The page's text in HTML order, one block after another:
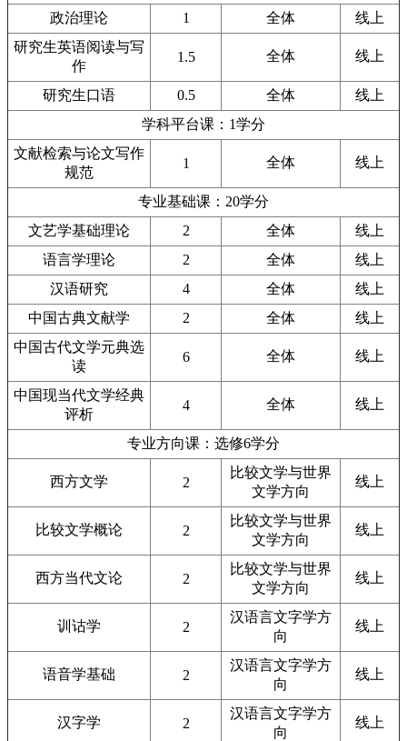
政治理论
1 全体
线上
研究生英语阅读与写
作
1.5 全体 线上
研究生口语 0.5 全体
线上
学科平台课：1学分
文献检索与论文写作
规范
1 全体 线上
专业基础课：20学分
文艺学基础理论
2 全体
线上
语言学理论
2 全体
线上
汉语研究
4 全体
线上
中国古典文献学
2 全体
线上
中国古代文学元典选
读
6 全体 线上
中国现当代文学经典
评析
4 全体 线上
专业方向课：选修6学分
西方文学 2
比较文学与世界
文学方向
线上
比较文学概论 2
比较文学与世界
文学方向
线上
西方当代文论 2
比较文学与世界
文学方向
线上
训诂学 2
汉语言文字学方
向
线上
语音学基础 2
汉语言文字学方
向
线上
汉字学 2
汉语言文字学方
向
线上